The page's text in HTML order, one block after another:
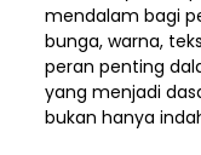
mendalam bagi
bunga, warna,
peran penting
yang menjadi
bukan hanya